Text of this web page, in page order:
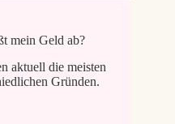
mein Geld ab?
aktuell die meisten
Gründen.